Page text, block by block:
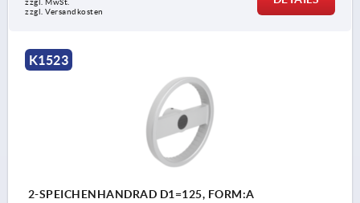
zzgl. MwSt.
zzgl. Versandkosten
K1523
2-SPEICHENHANDRAD D1=125, FORM:A